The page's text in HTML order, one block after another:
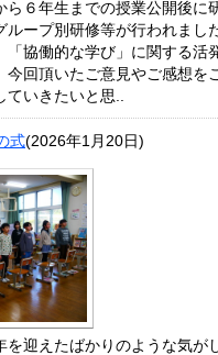
ら６年生までの授業公開後に
ループ別研修等が行われまし
「協働的な学び」に関する活
今回頂いたご意見やご感想を
いきたいと思..
式(2026年1月20日)
を迎えたばかりのような気が